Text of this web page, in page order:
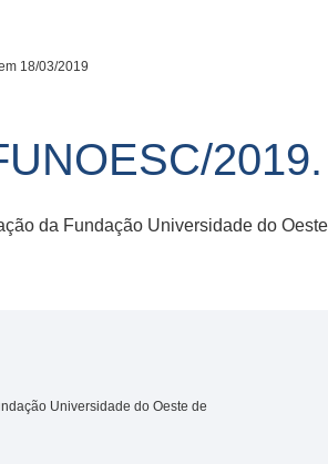
18/03/2019
2019.
da Fundação Universidade do
Universidade do Oeste de